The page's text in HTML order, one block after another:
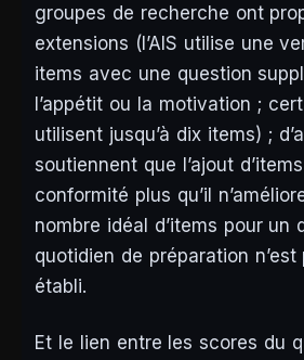
groupes de recherche ont
extensions (l’AIS utilise une
items avec une question
l’appétit ou la motivation ;
utilisent jusqu’à dix items) ;
soutiennent que l’ajout
conformité plus qu’il
nombre idéal d’items pour un
quotidien de préparation n’est
établi.
Et le lien entre les scores du